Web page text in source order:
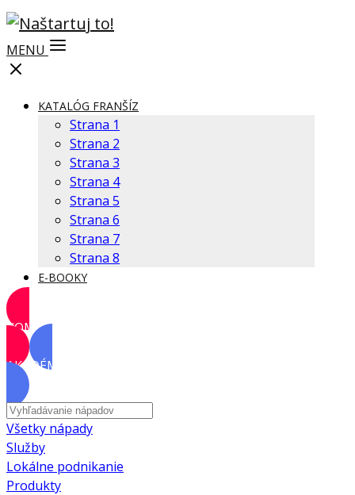
MENU
KATALÓG FRANŠÍZ
Strana 1
Strana 2
Strana 3
Strana 4
Strana 5
Strana 6
Strana 7
Strana 8
E-BOOKY
KOMUNITA
AKADÉMIA
Všetky nápady
Služby
Lokálne podnikanie
Produkty